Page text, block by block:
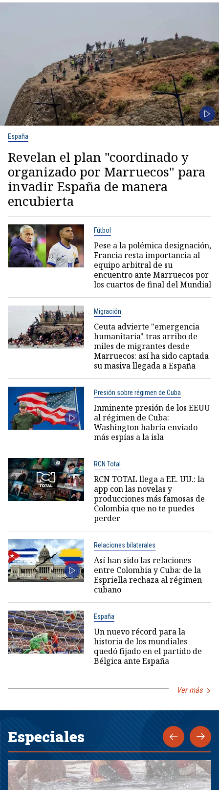
España
Revelan el plan "coordinado y
organizado por Marruecos" para
invadir España de manera
encubierta
Fútbol
Pese a la polémica designación,
Francia resta importancia al
equipo arbitral de su
encuentro ante Marruecos por
los cuartos de final del Mundial
Migración
Ceuta advierte "emergencia
humanitaria" tras arribo de
miles de migrantes desde
Marruecos: así ha sido captada
su masiva llegada a España
Presión sobre régimen de Cuba
Inminente presión de los EEUU
al régimen de Cuba:
Washington habría enviado
más espías a la isla
RCN Total
RCN TOTAL llega a EE. UU.: la
app con las novelas y
producciones más famosas de
Colombia que no te puedes
perder
Relaciones bilaterales
Así han sido las relaciones
entre Colombia y Cuba: de la
Espriella rechaza al régimen
cubano
España
Un nuevo récord para la
historia de los mundiales
quedó fijado en el partido de
Bélgica ante España
Ver más
Especiales